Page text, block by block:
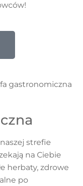
strefie
na Ciebie
herbaty, zdrowe
po